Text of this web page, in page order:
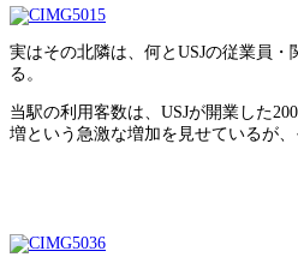
実はその北隣は、何とUSJの従業員
る。
当駅の利用客数は、USJが開業した
増という急激な増加を見せているが、